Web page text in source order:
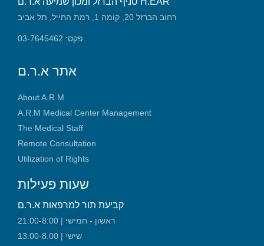
אתר א.ר.ם
About A.R.M
A.R.M Medical Center Management
The Medical Staff
Remote Consultation
Utilization of Rights
שעות פעילות
קביעת תור למרפאות א.ר.ם
ראשון - חמישי | 21:00-8:00
שישי | 13:00-8:00
רחוב הברזל 20, קומה 1, רמת החייל, תל אביב
פקס: 03-7645462